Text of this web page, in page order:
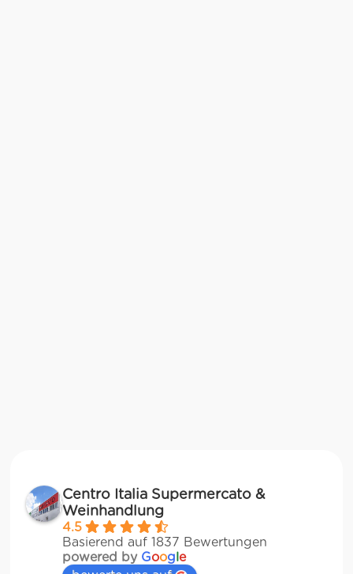
Centro Italia Supermercato &
Weinhandlung
4.5
Basierend auf 1837 Bewertungen
powered by Google